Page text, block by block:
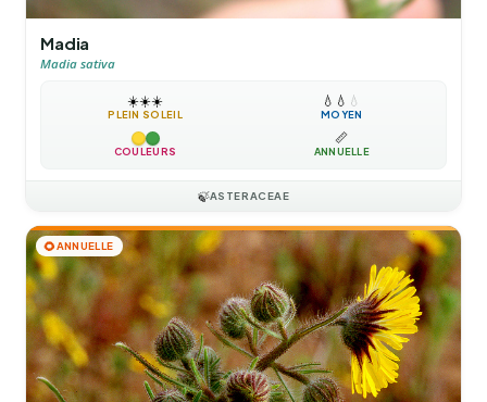
Madia
Madia sativa
☀️☀️☀️
PLEIN SOLEIL
💧 💧 💧
MOYEN
COULEURS
📏
ANNUELLE
🍃ASTERACEAE
🌻ANNUELLE